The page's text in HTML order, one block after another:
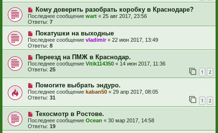
Кому доверить разобрать коробку в Краснодаре?
Последнее сообщение wart « 25 авг 2017, 23:56
Ответы: 7
Покатушки на выходные
Последнее сообщение vladimir« 22 июн 2017, 13:49
Ответы: 8
Переезд на ПМЖ в Краснодар.
Последнее сообщение Vitik114350 « 14 июн 2017, 11:36
Ответы: 25 1 2
Помогите выбрать эндуро.
Последнее сообщение kaban50 « 29 апр 2017, 08:05
Ответы: 31 1 2
Техосмотр в Ростове.
Последнее сообщение Ocean « 30 мар 2017, 14:58
Ответы: 19